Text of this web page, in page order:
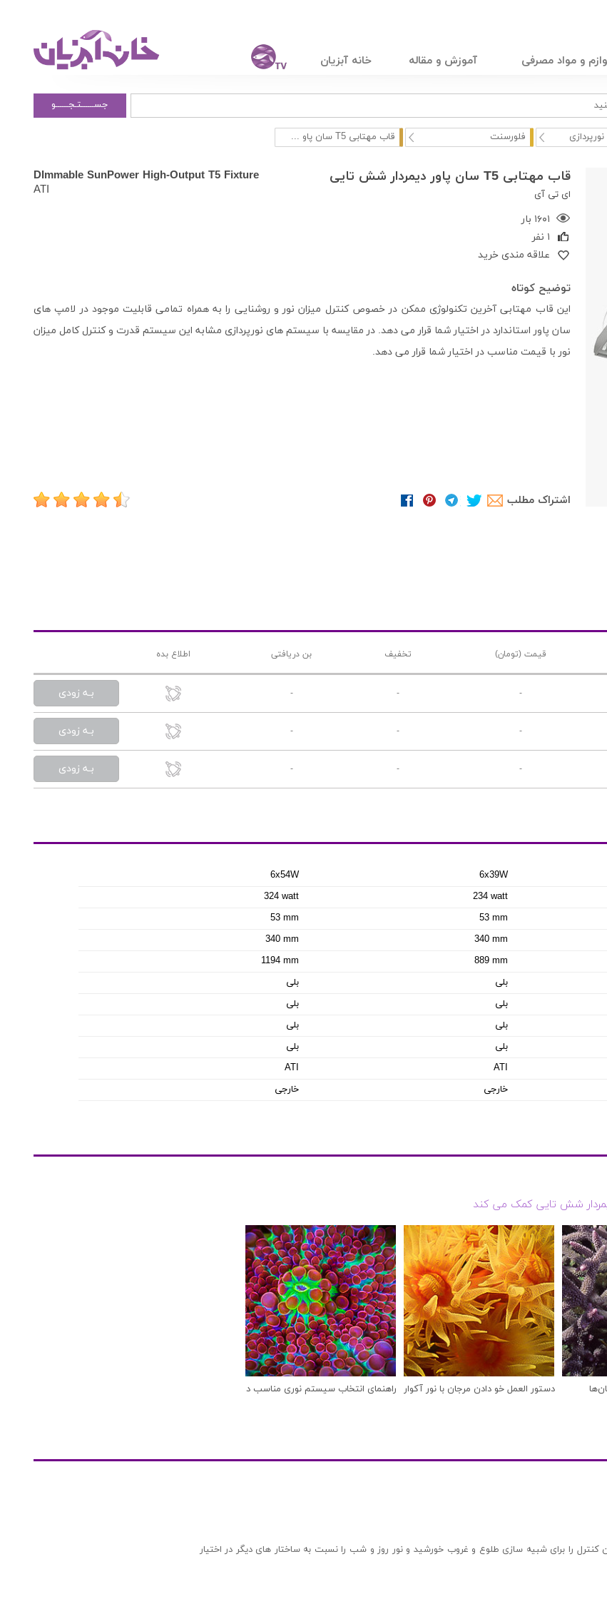
و مواد مصرفی آموزش و مقاله خانه آبزیان
جســــــتـجــــــو
فلورسنت قاب مهتابی T5 سان پاو ...
قاب مهتابی T5 سان پاور دیمردار شش تایی
ای تی آی
۱۶۰۱ بار
۱ نفر
علاقه مندی خرید
DImmable SunPower High-Output T5 Fixture
ATI
توضیح کوتاه
این قاب مهتابی آخرین تکنولوژی ممکن در خصوص کنترل میزان نور و روشنایی را به همراه تمامی قابلیت موجود در لامپ های
سان پاور استاندارد در اختیار شما قرار می دهد. در مقایسه با سیستم های نورپردازی مشابه این سیستم قدرت و کنترل کامل میزان
نور با قیمت مناسب در اختیار شما قرار می دهد.
اشتراک مطلب
قیمت (تومان) تخفیف بن دریافتی اطلاع بده
-
-
- بـه زودی
-
-
- بـه زودی
-
-
- بـه زودی
6x39W
6x54W
234 watt
324 watt
53 mm
53 mm
340 mm
340 mm
889 mm
1194 mm
بلی
بلی
بلی
بلی
بلی
بلی
بلی
بلی
ATI
ATI
خارجی خارجی
دستور العمل خو دادن مرجان با نور آکواریومراهنمای انتخاب سیستم نوری مناسب در آکواریوم
کنترل را برای شبیه سازی طلوع و غروب خورشید و نور روز و شب را نسبت به ساختار های دیگر در اختیار